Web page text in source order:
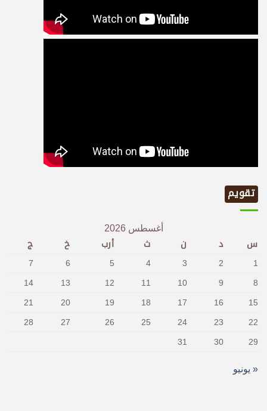
تقويم
أغسطس 2026
س د ن ث أرب خ
ج
1
2
3
4
5
6
7
8
9
10
11
12
13
14
15
16
17
18
19
20
21
22
23
24
25
26
27
28
29
30
31
« يونيو